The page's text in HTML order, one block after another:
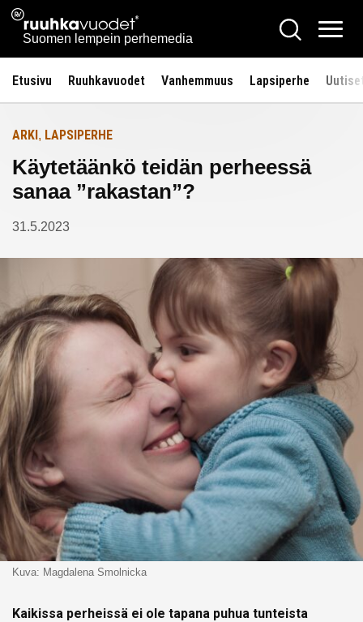
Siirry
sisältöön
Ruuhkavuodet.fi
Suomen lempein perhemedia
Hae
Etusivu Ruuhkavuodet Vanhemmuus Lapsiperhe
Etusivulle
ARKI , LAPSIPERHE
Käytetäänkö teidän perheessä
sanaa ”rakastan”?
31.5.2023
Kuva: Magdalena Smolnicka
Kaikissa perheissä ei ole tapana puhua tunteista